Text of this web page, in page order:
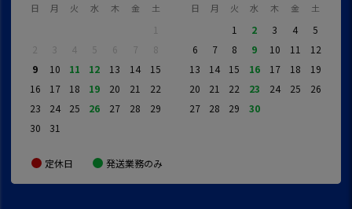
日 月 火 水 木 金 土
1
2
3 4 5 6 7
8
9
10 11 12 13 14
15
16
17 18 19 20 21
22
23
24 25 26 27 28
29
30
31
日 月 火 水 木 金 土
1 2 3 4
5
6
7 8 9 10 11
12
13
14 15 16 17 18
19
20
21 22 23 24 25
26
27
28 29 30
定休日 発送業務のみ